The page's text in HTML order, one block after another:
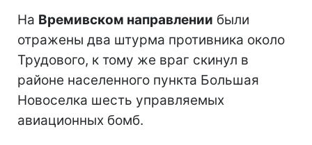
На Времивском направлении были
отражены два штурма противника около
Трудового, к тому же враг скинул в
районе населенного пункта Большая
Новоселка шесть управляемых
авиационных бомб.